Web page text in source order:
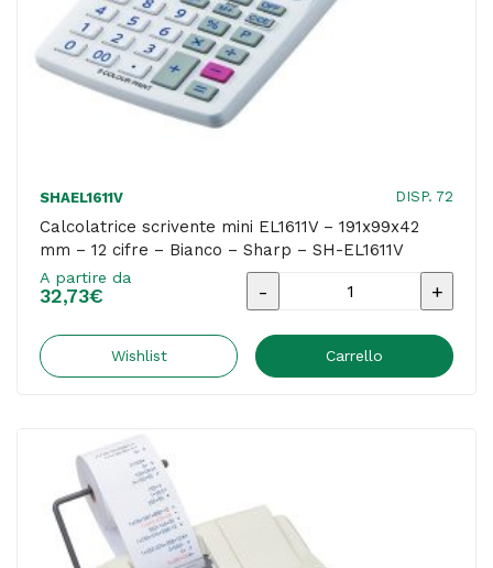
-
nero
-
SHAEL1611V DISP. 72
Calcolatrice scrivente mini EL1611V – 191x99x42
mm – 12 cifre – Bianco – Sharp – SH-EL1611V
A partire da
32,73€
Calcolatrice
mini
Wishlist Carrello